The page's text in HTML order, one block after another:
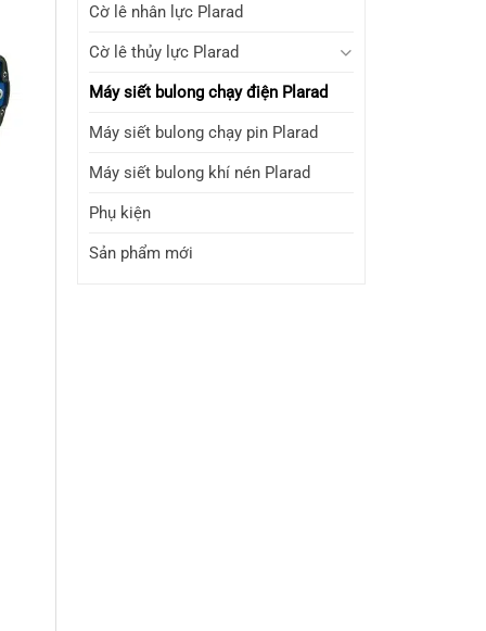
Cờ lê nhân lực Plarad
Cờ lê thủy lực Plarad
Máy siết bulong chạy điện Plarad
Máy siết bulong chạy pin Plarad
Máy siết bulong khí nén Plarad
Phụ kiện
Sản phẩm mới